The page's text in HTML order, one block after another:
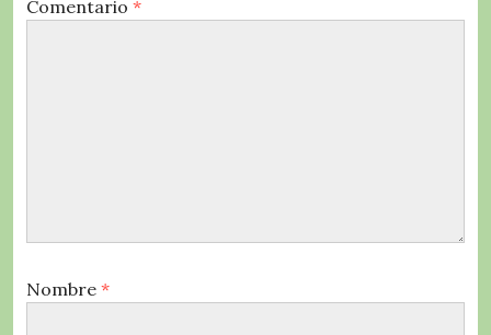
Comentario *
Nombre *